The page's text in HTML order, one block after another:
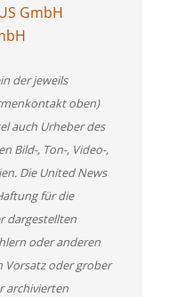
GmbH
der jeweils
oben)
auch Urheber des
Bild-, Ton-, Video-,
Die United News
für die
dargestellten
oder anderen
Vorsatz oder grober
archivierten